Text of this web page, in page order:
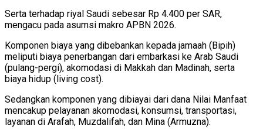
Serta terhadap riyal Saudi sebesar Rp 4.400 per SAR,
mengacu pada asumsi makro APBN 2026.
Komponen biaya yang dibebankan kepada jamaah (Bipih)
meliputi biaya penerbangan dari embarkasi ke Arab Saudi
(pulang-pergi), akomodasi di Makkah dan Madinah, serta
biaya hidup (living cost).
Sedangkan komponen yang dibiayai dari dana Nilai Manfaat
mencakup pelayanan akomodasi, konsumsi, transportasi,
layanan di Arafah, Muzdalifah, dan Mina (Armuzna).